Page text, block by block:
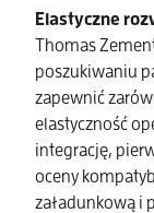
Elastyczne
Thomas
poszukiwaniu
zapewnić
elastyczność
integrację,
oceny
załadunkową i